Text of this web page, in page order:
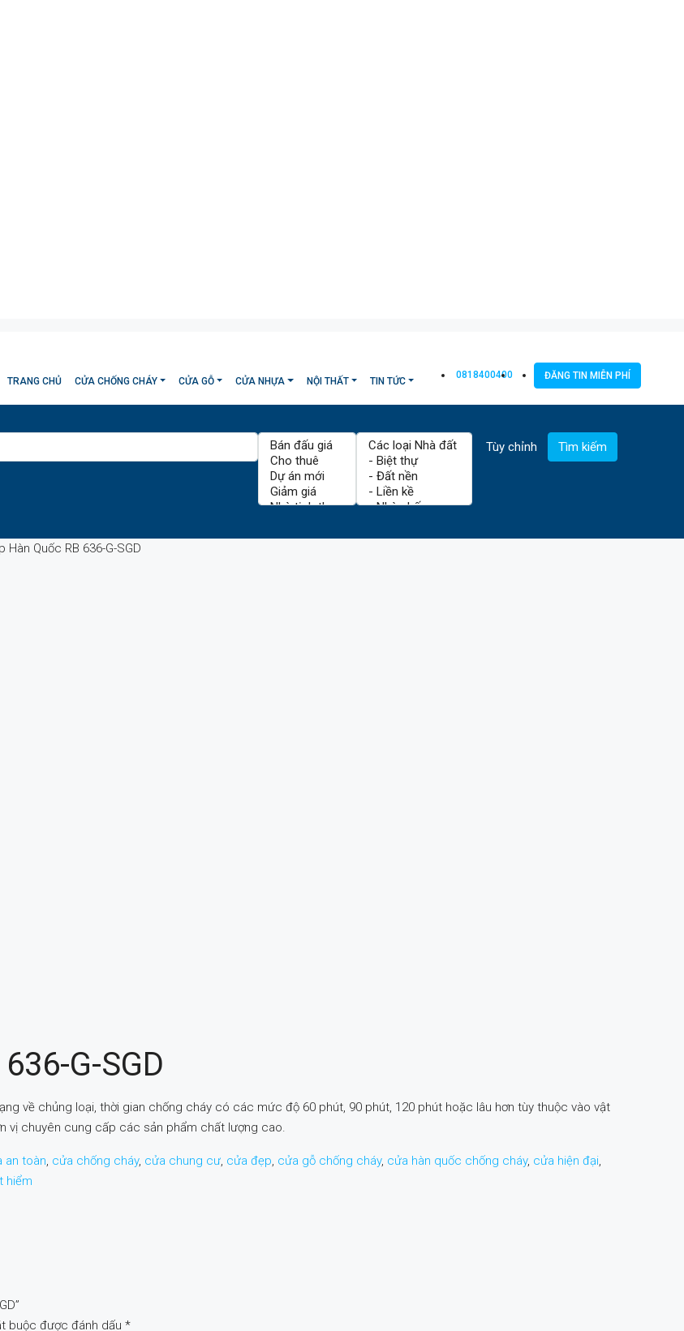
TRANG CHỦ CỬA CHỐNG CHÁY CỬA GỖ CỬA NHỰA NỘI THẤT TIN TỨC
0818400400 ĐĂNG TIN MIỄN PHÍ
Tùy chỉnh Tìm kiếm
Hàn Quốc RB 636-G-SGD
G-SGD
về chủng loại, thời gian chống cháy có các mức độ 60 phút, 90 phút, 120 phút hoặc lâu hơn tùy thuộc vào vật
vị chuyên cung cấp các sản phẩm chất lượng cao.
an toàn, cửa chống cháy, cửa chung cư, cửa đẹp, cửa gỗ chống cháy, cửa hàn quốc chống cháy, cửa hiện đại,
hiểm
buộc được đánh dấu *